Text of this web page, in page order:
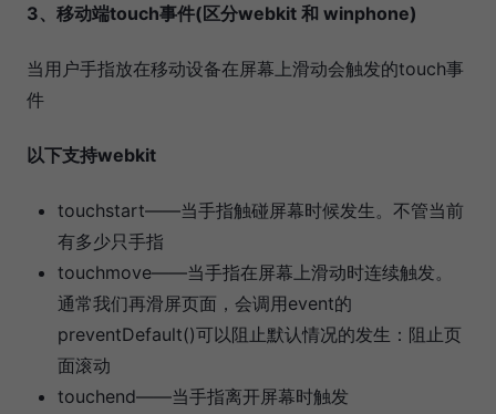
3、移动端touch事件(区分webkit 和 winphone)
当用户手指放在移动设备在屏幕上滑动会触发的touch事
件
以下支持webkit
touchstart——当手指触碰屏幕时候发生。不管当前
有多少只手指
touchmove——当手指在屏幕上滑动时连续触发。
通常我们再滑屏页面，会调用event的
preventDefault()可以阻止默认情况的发生：阻止页
面滚动
touchend——当手指离开屏幕时触发